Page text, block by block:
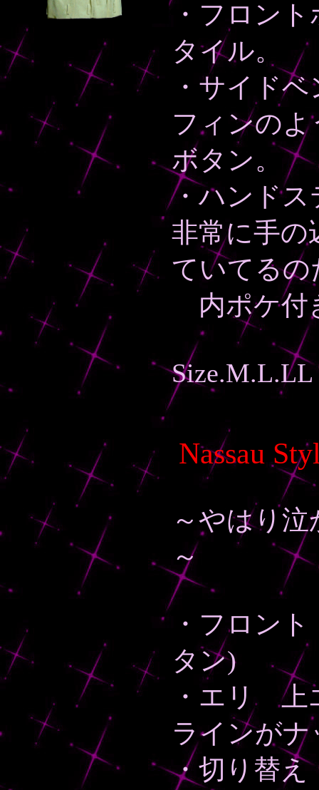
・フロン
タイル。
・サイド
フィンの
ボタン。
・ハンド
非常に手の
ていてるの
内ポケ付
Size.M.L.LL
Nassau
～やはり
～
・フロン
タン)
・エリ 上
ラインが
・切り替